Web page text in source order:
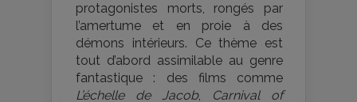
protagonistes morts, rongés par
l’amertume et en proie à des
démons intérieurs. Ce thème est
tout d’abord assimilable au genre
fantastique : des films comme
L’échelle de Jacob,
Carnival of